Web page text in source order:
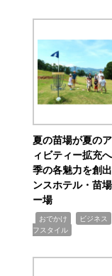
夏の苗場が夏の
ィビティー拡充
季の各魅力を創
ンスホテル・苗
ー場
おでかけ ビジネス
フスタイル